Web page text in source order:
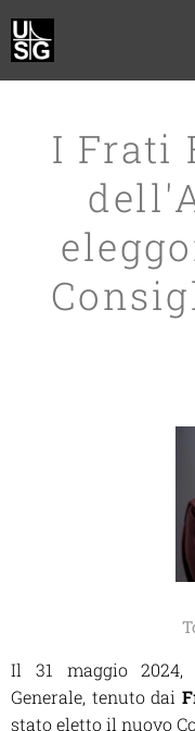
I Frati
Il 31 maggio 2024,
Generale, tenuto dai
stato eletto il nuovo